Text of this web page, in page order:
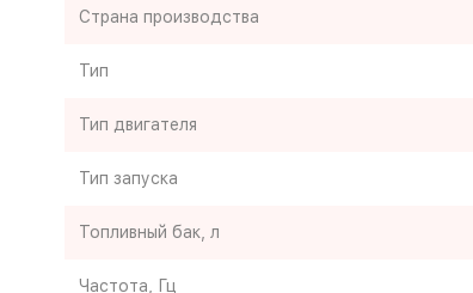
Страна производства
Тип
Тип двигателя
Тип запуска
Топливный бак, л
Частота, Гц